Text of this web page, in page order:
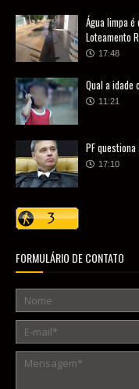
Água limpa
Loteamento
17:48
Qual a
11:21
PF questiona
17:10
FORMULÁRIO DE CONTATO